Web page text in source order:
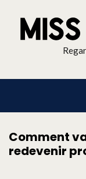
Comment
redevenir